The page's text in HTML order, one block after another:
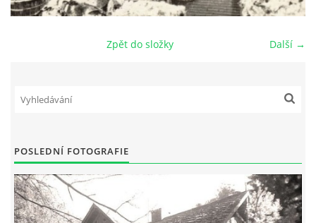
Tento projekt je realizován za finanční podpory
města Domažlice.
Další →
Zpět do složky
POSLEDNÍ FOTOGRAFIE